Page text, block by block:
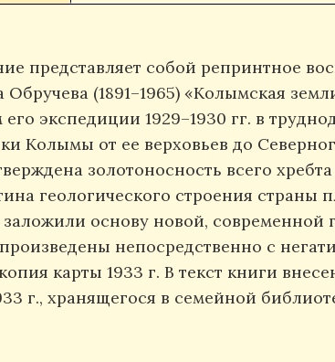
представляет собой репринтное
(1891–1965) «Колымская
экспедиции 1929–1930 гг. в
Колымы от ее верховьев до
золотоносность всего
геологического строения
основу новой, современной
непосредственно с
карты 1933 г. В текст книги
г., хранящегося в семейной